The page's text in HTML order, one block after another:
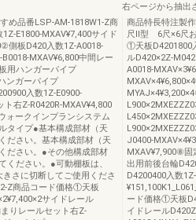
品番LSP-AM-1818W1-Z商
E1800-MXAV¥7,400サイド
側板D420入数1Z-A0018-
MXAV¥6,800中間レー
用ハンガーパイプ
ンガーパイプ
入数1Z-E0900-
右Z-R0420R-MXAV¥4,800
ォークインプランシステム
タイプ●基本構成部材（天
ださい。基本構成部材（天
ださい。●その他構成部材
ください。●可動棚板は、
さに切断してご使用くださ
Z商品コード価格①天板
サイドレール
りレールセット右Z-
右ページから抽出
商品特長特注製
尺Ⅱ型 6尺×6尺
①天板D4201800
ルD420×2Z-
A0018-
J0400-
MXAV¥7,900⑧固
出用前後台輪
D4200400入数
ード価格①天板
イドレール